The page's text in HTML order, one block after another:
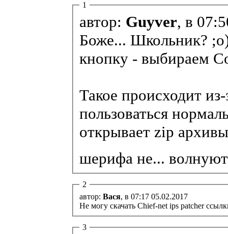
1
автор: Guyver, в
Боже... Школьник?
кнопку - выбираем
Такое происходит
пользоваться
открывает zip
шерифа не...
2
автор: Вася, в 07:17 05.02.2017
Не могу скачать Chief-net ips patcher
3